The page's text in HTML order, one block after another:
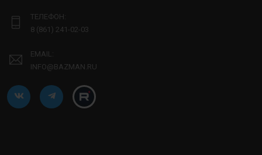
ТЕЛЕФОН:
8 (861) 241-02-03
EMAIL:
INFO@BAZMAN.RU